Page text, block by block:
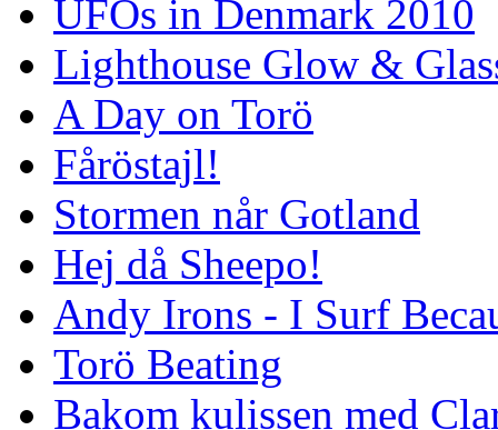
UFOs in Denmark 2010
Lighthouse Glow &
A Day on Torö
Fåröstajl!
Stormen når Gotland
Hej då Sheepo!
Andy Irons - I Surf
Torö Beating
Bakom kulissen med